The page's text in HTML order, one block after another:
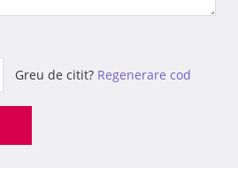
Greu de citit? Regenerare cod